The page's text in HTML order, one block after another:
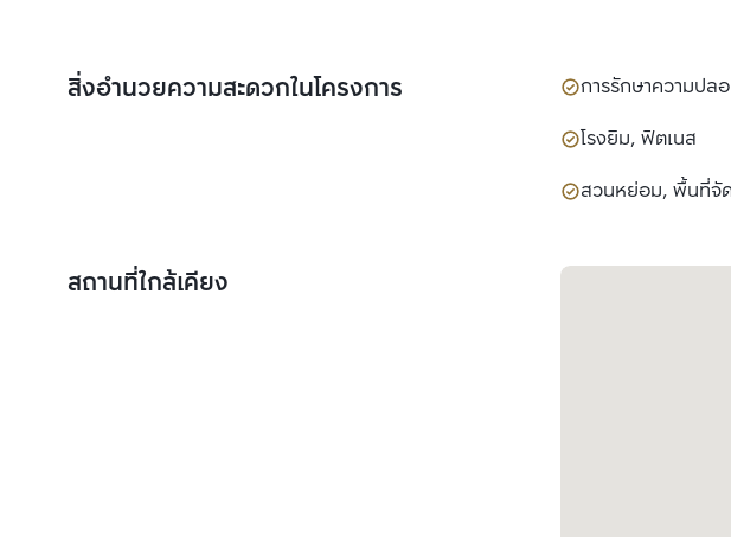
สิ่งอำนวยความสะดวกในโครงการ การรักษาความปล
โรงยิม, ฟิตเนส
สวนหย่อม, พื้นที่จั
สถานที่ใกล้เคียง